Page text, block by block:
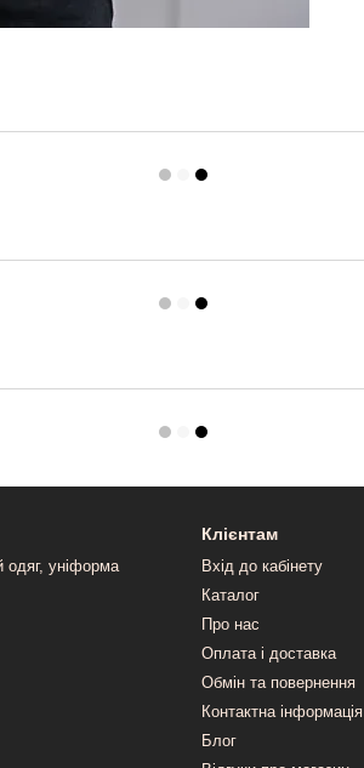
одяг, уніформа
Клієнтам
Вхід до кабінету
Каталог
Про нас
Оплата і доставка
Обмін та повернення
Контактна інформація
Блог